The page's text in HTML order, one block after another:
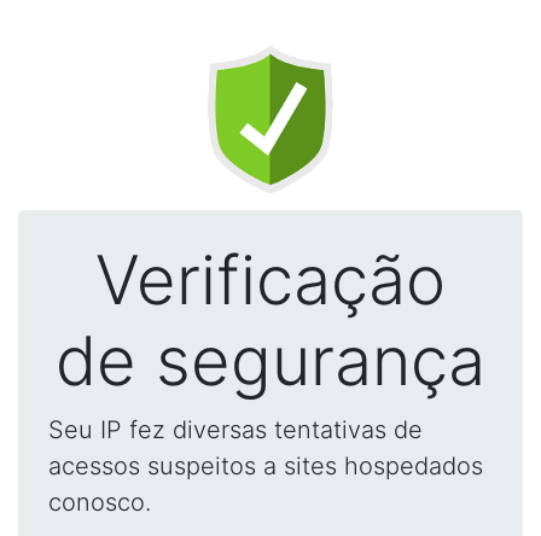
Verificação
de segurança
Seu IP fez diversas tentativas de
acessos suspeitos a sites hospedados
conosco.